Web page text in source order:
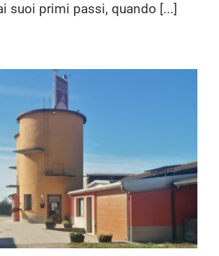
suoi primi passi, quando [...]
carne di maiale
15 luglio, ore 10